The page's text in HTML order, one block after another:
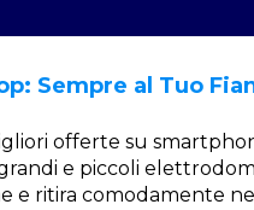
Sempre al Tuo
offerte su
e piccoli
e ritira comodamente